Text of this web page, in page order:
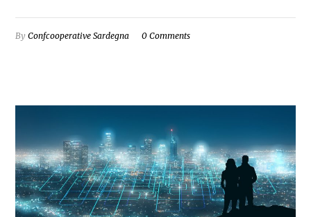
ByConfcooperative Sardegna 0 Comments